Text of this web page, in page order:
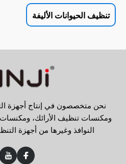
تنظيف الحيوانات الأليفة
نحن متخصصون في إنتاج أجهزة
ومكنسات تنظيف الأرائك،
النوافذ وغيرها من أجهزة